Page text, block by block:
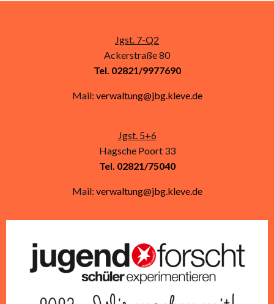
Jgst. 7-Q2
Ackerstraße 80
Tel. 02821/9977690
Mail: verwaltung@jbg.kleve.de
Jgst. 5+6
Hagsche Poort 33
Tel. 02821/75040
Mail: verwaltung@jbg.kleve.de